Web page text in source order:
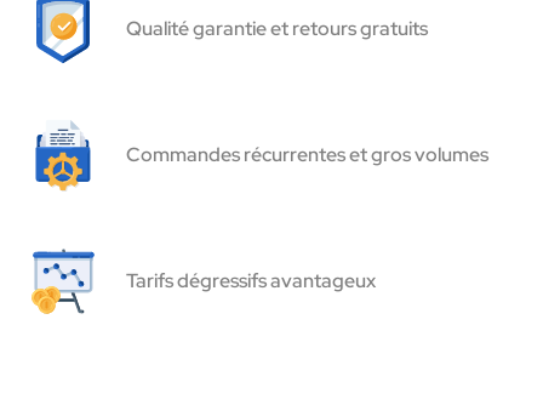
Qualité garantie et retours gratuits
Commandes récurrentes et gros volumes
Tarifs dégressifs avantageux